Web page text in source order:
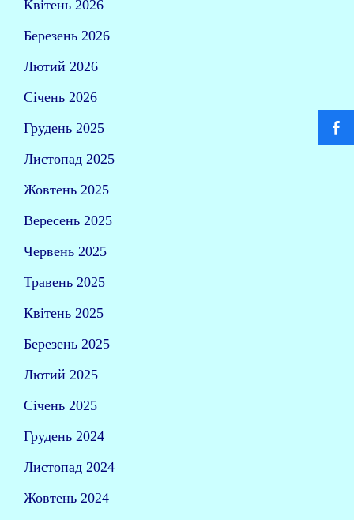
Квітень 2026
Березень 2026
Лютий 2026
Січень 2026
Грудень 2025
Листопад 2025
Жовтень 2025
Вересень 2025
Червень 2025
Травень 2025
Квітень 2025
Березень 2025
Лютий 2025
Січень 2025
Грудень 2024
Листопад 2024
Жовтень 2024